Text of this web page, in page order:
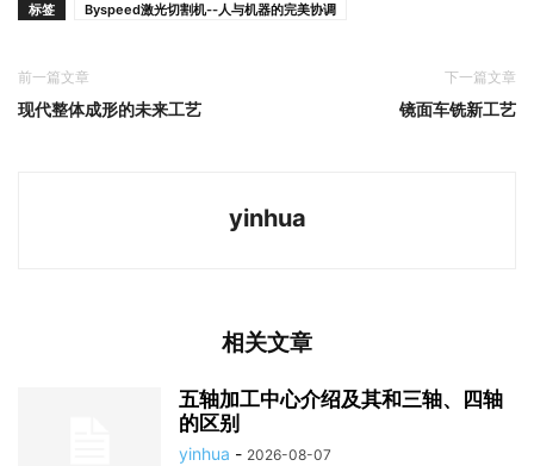
标签 Byspeed激光切割机--人与机器的完美协调
前一篇文章
现代整体成形的未来工艺
下一篇文章
镜面车铣新工艺
yinhua
相关文章
五轴加工中心介绍及其和三轴、四轴
的区别
yinhua - 2026-08-07